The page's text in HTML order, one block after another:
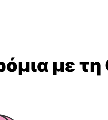
με τη